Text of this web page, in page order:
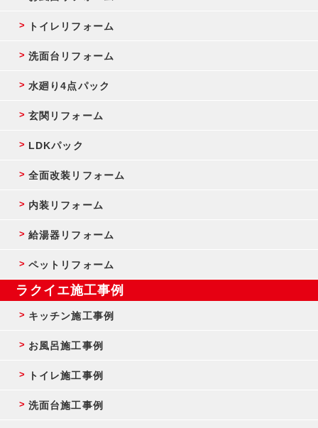
トイレリフォーム
洗面台リフォーム
水廻り4点パック
玄関リフォーム
LDKパック
全面改装リフォーム
内装リフォーム
給湯器リフォーム
ペットリフォーム
ラクイエ施工事例
キッチン施工事例
お風呂施工事例
トイレ施工事例
洗面台施工事例